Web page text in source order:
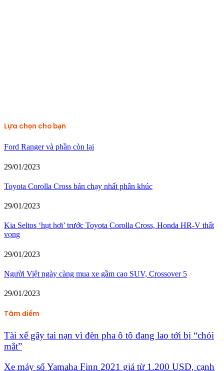
Lựa chọn cho bạn
Ford Ranger và phần còn lại
29/01/2023
Toyota Corolla Cross bán chạy nhất phân khúc
29/01/2023
Kia Seltos ‘hụt hơi’ trước Toyota Corolla Cross, Honda HR-V thất
vọng
29/01/2023
Người Việt ngày càng mua xe gầm cao SUV, Crossover 5
29/01/2023
Tâm điểm
Tài xế gây tai nạn vì đèn pha ô tô đang lao tới bị “chói
mắt”
Xe máy số Yamaha Finn 2021 giá từ 1.200 USD, cạnh